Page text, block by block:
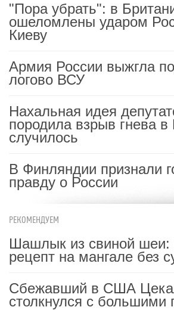
"Пора убрать": в
ошеломлены ударом
Киеву
Армия России выжгла
логово ВСУ
Нахальная идея
породила взрыв гнева
случилось
В Финляндии признали
правду о России
РЕКОМЕНДУЕМ
Шашлык из свиной шеи:
рецепт на мангале без
Сбежавший в США
столкнулся с большими